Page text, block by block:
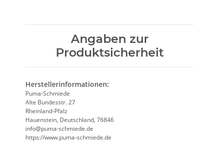
Angaben zur
Produktsicherheit
Herstellerinformationen:
Puma-Schmiede
Alte Bundesstr. 27
Rheinland-Pfalz
Hauenstein, Deutschland, 76846
info@puma-schmiede.de
https://www.puma-schmiede.de